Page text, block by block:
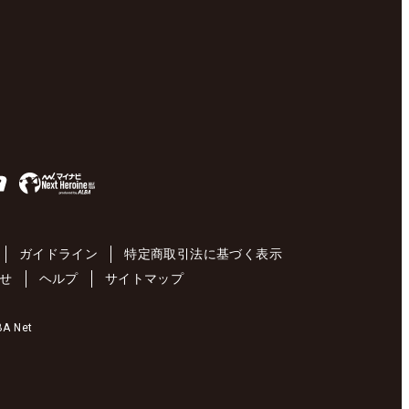
ガイドライン
特定商取引法に基づく表示
ヘルプ サイトマップ
Net